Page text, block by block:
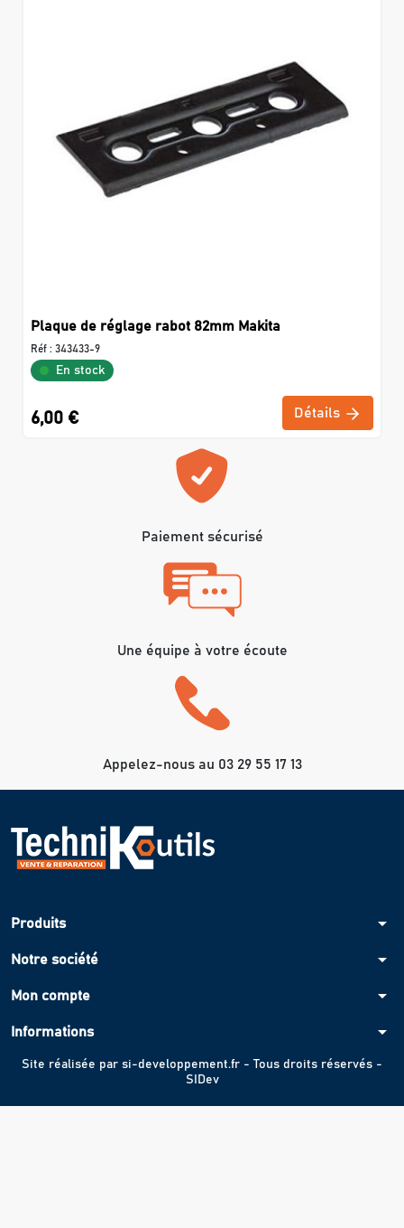
Plaque de réglage rabot 82mm Makita
Réf : 343433-9
En stock
6,00 € Détails
Paiement sécurisé
Une équipe à votre écoute
Appelez-nous au 03 29 55 17 13
Produits arrow_drop_down
Notre société arrow_drop_down
Mon compte arrow_drop_down
Informations arrow_drop_down
Site réalisée par si-developpement.fr - Tous droits réservés -
SIDev